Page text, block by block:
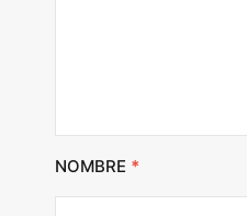
NOMBRE *